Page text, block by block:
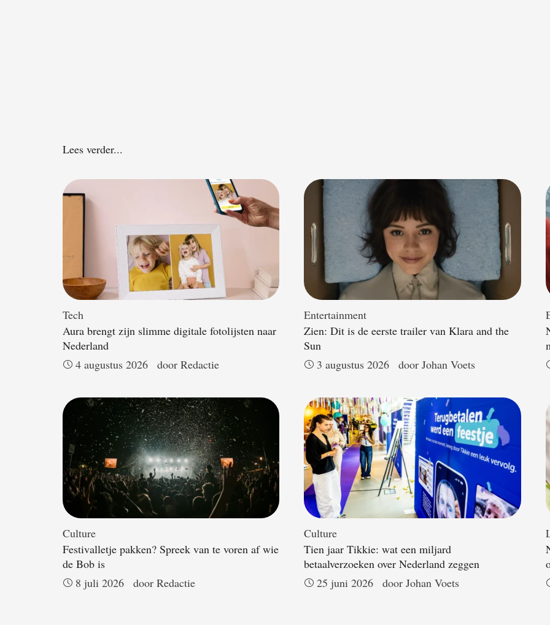
Lees verder...
Tech
Aura brengt zijn slimme digitale fotolijsten naar
Nederland
4 augustus 2026
door Redactie
Entertainment
Zien: Dit is de eerste trailer van Klara and the
Sun
3 augustus 2026
door Johan Voets
Culture
Festivalletje pakken? Spreek van te voren af wie
de Bob is
8 juli 2026
door Redactie
Culture
Tien jaar Tikkie: wat een miljard
betaalverzoeken over Nederland zeggen
25 juni 2026
door Johan Voets